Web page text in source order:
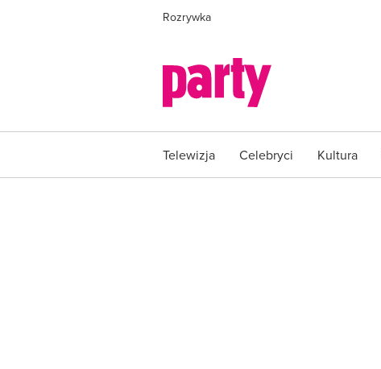
Rozrywka
Telewizja Celebryci Kultura